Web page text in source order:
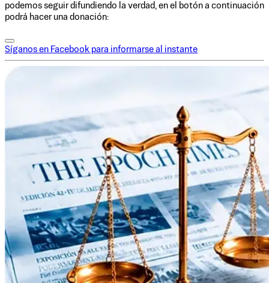
podemos seguir difundiendo la verdad, en el botón a continuación
podrá hacer una donación:
Síganos en Facebook para informarse al instante